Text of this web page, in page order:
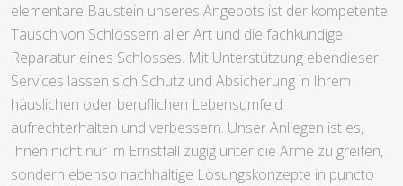
elementare Baustein unseres Angebots ist der kompetente
Tausch von Schlössern aller Art und die fachkundige
Reparatur eines Schlosses. Mit Unterstützung ebendieser
Services lassen sich Schutz und Absicherung in Ihrem
häuslichen oder beruflichen Lebensumfeld
aufrechterhalten und verbessern. Unser Anliegen ist es,
Ihnen nicht nur im Ernstfall zügig unter die Arme zu greifen,
sondern ebenso nachhaltige Lösungskonzepte in puncto